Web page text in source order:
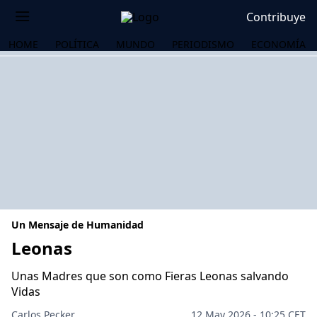
Contribuye
HOME POLÍTICA MUNDO PERIODISMO ECONOMÍA
Un Mensaje de Humanidad
Leonas
Unas Madres que son como Fieras Leonas salvando
Vidas